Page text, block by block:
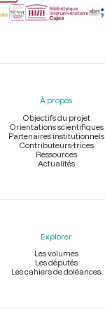
À propos
Objectifs du projet
Orientations scientifiques
Partenaires institutionnels
Contributeurs-trices
Ressources
Actualités
Explorer
Les volumes
Les députés
Les cahiers de doléances